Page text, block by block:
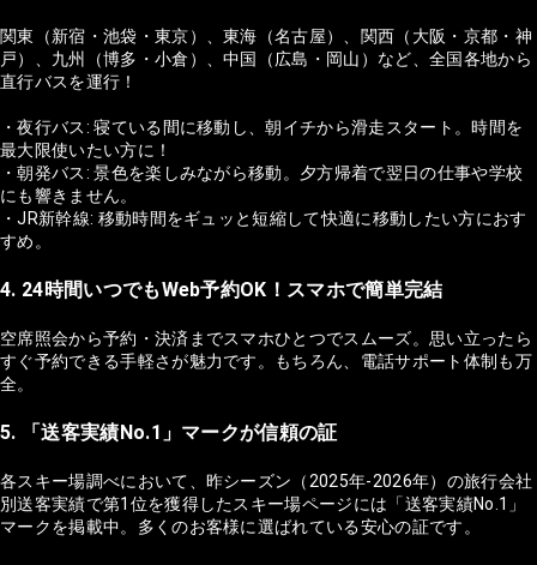
関東（新宿・池袋・東京）、東海（名古屋）、関西（大阪・京都・神
戸）、九州（博多・小倉）、中国（広島・岡山）など、全国各地から
直行バスを運行！
・夜行バス: 寝ている間に移動し、朝イチから滑走スタート。時間を
最大限使いたい方に！
・朝発バス: 景色を楽しみながら移動。夕方帰着で翌日の仕事や学校
にも響きません。
・JR新幹線: 移動時間をギュッと短縮して快適に移動したい方におす
すめ。
4. 24時間いつでもWeb予約OK！スマホで簡単完結
空席照会から予約・決済までスマホひとつでスムーズ。思い立ったら
すぐ予約できる手軽さが魅力です。もちろん、電話サポート体制も万
全。
5. 「送客実績No.1」マークが信頼の証
各スキー場調べにおいて、昨シーズン（2025年-2026年）の旅行会社
別送客実績で第1位を獲得したスキー場ページには「送客実績No.1」
マークを掲載中。多くのお客様に選ばれている安心の証です。